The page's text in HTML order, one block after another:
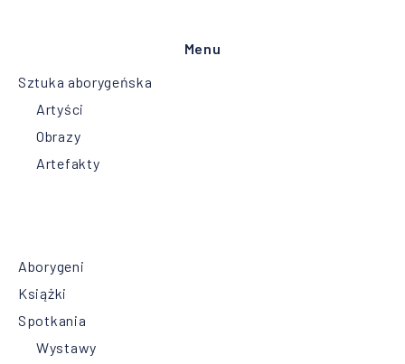
Menu
Sztuka aborygeńska
Artyści
Obrazy
Artefakty
Aborygeni
Książki
Spotkania
Wystawy